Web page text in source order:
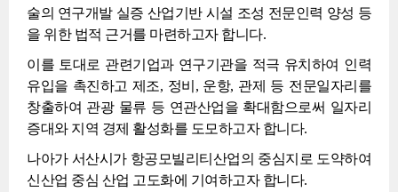
술의 연구개발 실증 산업기반 시설 조성 전문인력 양성 등
을 위한 법적 근거를 마련하고자 합니다.
이를 토대로 관련기업과 연구기관을 적극 유치하여 인력
유입을 촉진하고 제조, 정비, 운항, 관제 등 전문일자리를
창출하여 관광 물류 등 연관산업을 확대함으로써 일자리
증대와 지역 경제 활성화를 도모하고자 합니다.
나아가 서산시가 항공모빌리티산업의 중심지로 도약하여
신산업 중심 산업 고도화에 기여하고자 합니다.